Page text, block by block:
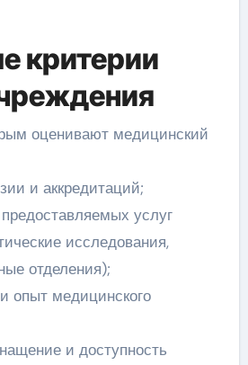
критерии
оценивают медицинский
и аккредитаций;
услуг
исследования,
отделения);
опыт медицинского
и доступность